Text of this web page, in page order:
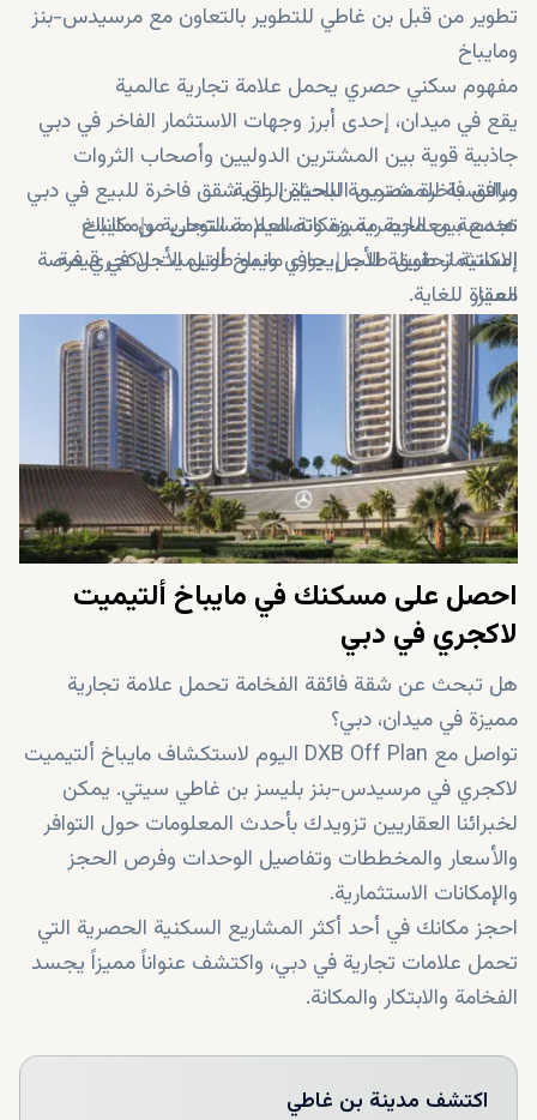
تطوير من قبل بن غاطي للتطوير بالتعاون مع مرسيدس-بنز
ومايباخ
مفهوم سكني حصري يحمل علامة تجارية عالمية
يقع في ميدان، إحدى أبرز وجهات الاستثمار الفاخر في دبي
جاذبية قوية بين المشترين الدوليين وأصحاب الثروات
مرافق فاخرة مصممة للحياة الراقية
هندسة معمارية مميزة وتصميم مستوحى من مايباخ
إمكانية تحقيق طلب إيجاري ونمو طويل الأجل في قيمة
العقار
مناسب للسكن الشخصي أو الاستثمار أو تنويع المحفظة
العقارية
موقع قوي ضمن سوق العقارات الفاخرة في دبي
وبالنسبة للمشترين الباحثين عن شقق فاخرة للبيع في دبي
تجمع بين الحصرية ومكانة العلامة التجارية وإمكانات
الاستثمار طويلة الأجل، يوفر مايباخ ألتيميت لاكجري فرصة
مميزة للغاية.
احصل على مسكنك في مايباخ ألتيميت
لاكجري في دبي
هل تبحث عن شقة فائقة الفخامة تحمل علامة تجارية
مميزة في ميدان، دبي؟
تواصل مع DXB Off Plan اليوم لاستكشاف مايباخ ألتيميت
لاكجري في مرسيدس-بنز بليسز بن غاطي سيتي. يمكن
لخبرائنا العقاريين تزويدك بأحدث المعلومات حول التوافر
والأسعار والمخططات وتفاصيل الوحدات وفرص الحجز
والإمكانات الاستثمارية.
احجز مكانك في أحد أكثر المشاريع السكنية الحصرية التي
تحمل علامات تجارية في دبي، واكتشف عنواناً مميزاً يجسد
الفخامة والابتكار والمكانة.
اكتشف مدينة بن غاطي